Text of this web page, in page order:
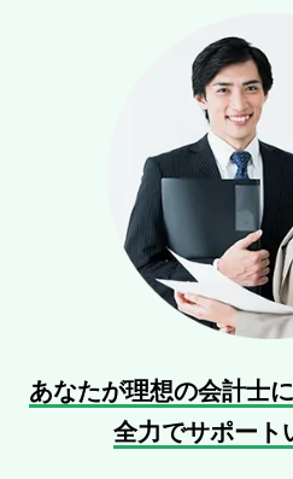
あなたが理想の会計士に
全力でサポート